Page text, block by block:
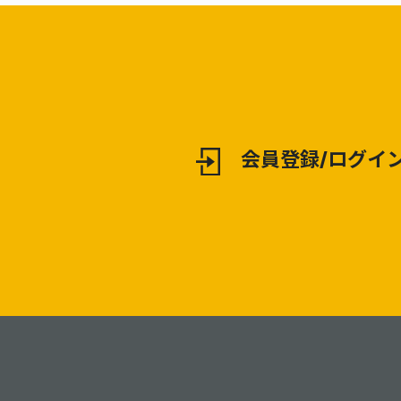
会員登録/ログイ